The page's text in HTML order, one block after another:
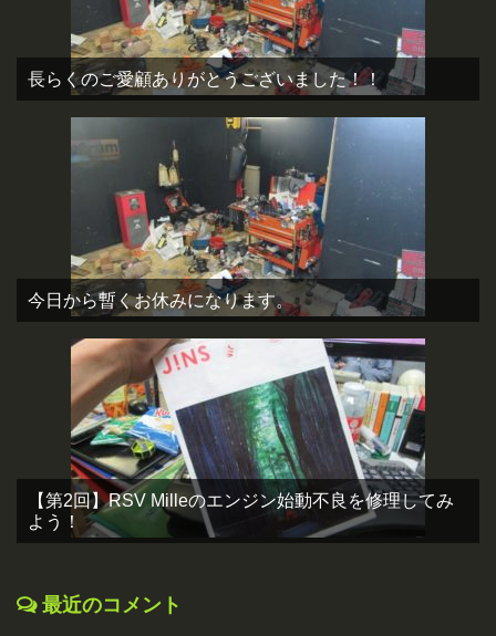
長らくのご愛顧ありがとうございました！！
今日から暫くお休みになります。
【第2回】RSV Milleのエンジン始動不良を修理してみ
よう！
最近のコメント